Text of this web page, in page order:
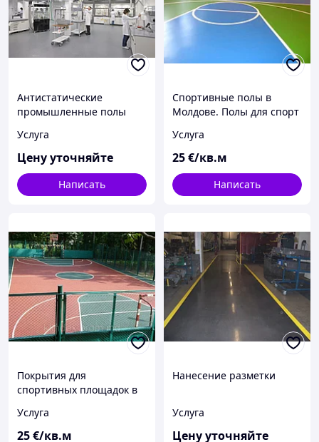
Антистатические
промышленные полы
Услуга
Цену уточняйте
Написать
Спортивные полы в
Молдове. Полы для спорт
Услуга
25€/кв.м
Написать
Покрытия для
спортивных площадок в
Услуга
25€/кв.м
Нанесение разметки
Услуга
Цену уточняйте